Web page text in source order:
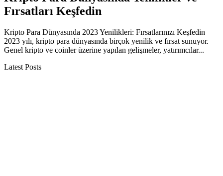
Fırsatları Keşfedin
Kripto Para Dünyasında 2023 Yenilikleri: Fırsatlarınızı Keşfedin
2023 yılı, kripto para dünyasında birçok yenilik ve fırsat sunuyor.
Genel kripto ve coinler üzerine yapılan gelişmeler, yatırımcılar...
Latest Posts